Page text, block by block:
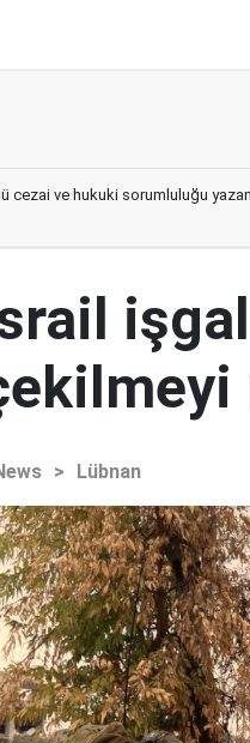
cezai ve hukuki sorumluluğu
> Lübnan